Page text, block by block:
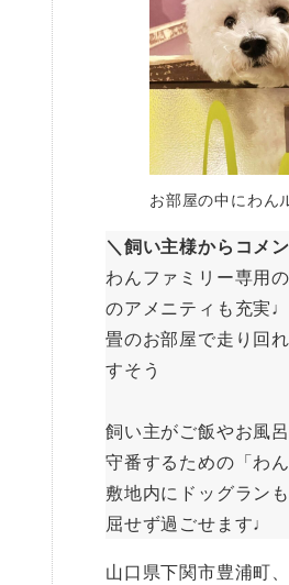
お部屋の中にわん
＼飼い主様からコメ
わんファミリー専用
のアメニティも充実♩
畳のお部屋で走り回
すそう
飼い主がご飯やお風
守番するための「わ
敷地内にドッグラン
屈せず過ごせます♩
山口県下関市豊浦町